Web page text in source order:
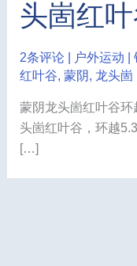
头崮红
2条评论 户外运动
红叶谷, 蒙阴, 龙头崮
蒙阴龙头崮红叶谷
头崮红叶谷，环越
[…]